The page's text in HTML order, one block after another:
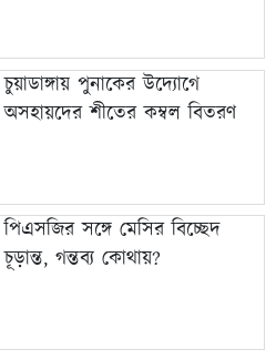
চুয়াডাঙ্গায় পুনাকের উদ্যোগে
অসহায়দের শীতের কম্বল বিতরণ
পিএসজির সঙ্গে মেসির বিচ্ছেদ
চূড়ান্ত, গন্তব্য কোথায়?